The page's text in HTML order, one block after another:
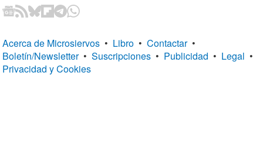
Acerca de Microsiervos • Libro • Contactar •
Boletín/Newsletter • Suscripciones • Publicidad • Legal •
Privacidad y Cookies